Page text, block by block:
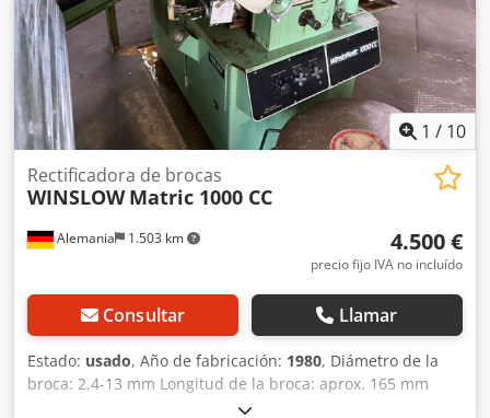
1 / 10
Alemania 1.503 km
Rectificadora de brocas
WINSLOW Matric 1000 CC
4.500 €
precio fijo IVA no incluído
Consultar Llamar
Estado: usado, Año de fabricación: 1980, Diámetro de la
broca: 2,4-13 mm Longitud de la broca: aprox. 165 mm
Ángulo de punta: 90-140° Precio por unidad Dedpeztfzwsfx